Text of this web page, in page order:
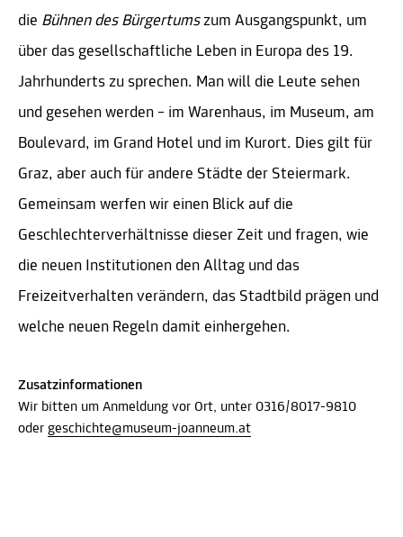
die Bühnen des Bürgertumszum Ausgangspunkt, um
über das gesellschaftliche Leben in Europa des 19.
Jahrhunderts zu sprechen. Man will die Leute sehen
und gesehen werden – im Warenhaus, im Museum, am
Boulevard, im Grand Hotel und im Kurort. Dies gilt für
Graz, aber auch für andere Städte der Steiermark.
Gemeinsam werfen wir einen Blick auf die
Geschlechterverhältnisse dieser Zeit und fragen, wie
die neuen Institutionen den Alltag und das
Freizeitverhalten verändern, das Stadtbild prägen und
welche neuen Regeln damit einhergehen.
Zusatzinformationen
Wir bitten um Anmeldung vor Ort, unter 0316/8017-9810
oder geschichte@museum-joanneum.at